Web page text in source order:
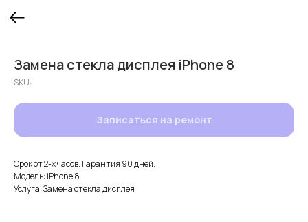
Замена стекла дисплея iPhone 8
SKU:
Записаться на ремонт
Срок от 2-х часов. Гарантия 90 дней.
Модель: iPhone 8
Услуга: Замена стекла дисплея